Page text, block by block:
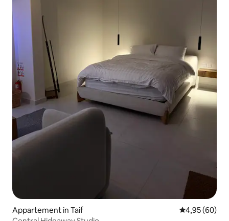
Appartement in Taif Gemiddelde
4,95 (60)